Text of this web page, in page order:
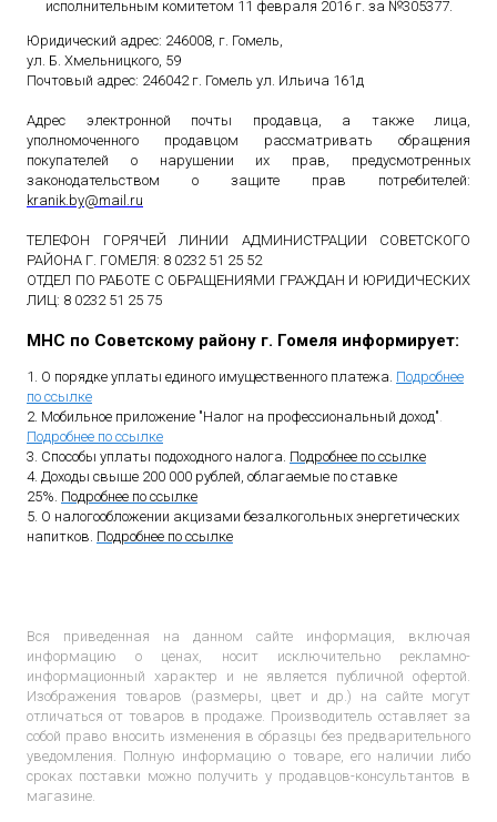
исполнительным комитетом 11 февраля 2016 г. за №305377.
Юридический адрес: 246008, г. Гомель,
ул. Б. Хмельницкого, 59
Почтовый адрес: 246042 г. Гомель ул. Ильича 161д
Адрес электронной почты продавца, а также лица,
уполномоченного продавцом рассматривать обращения
покупателей о нарушении их прав, предусмотренных
законодательством о защите прав потребителей:
kranik.by@mail .ru
ТЕЛЕФОН ГОРЯЧЕЙ ЛИНИИ АДМИНИСТРАЦИИ СОВЕТСКОГО
РАЙОНА Г. ГОМЕЛЯ: 8 0232 51 25 52
ОТДЕЛ ПО РАБОТЕ С ОБРАЩЕНИЯМИ ГРАЖДАН И ЮРИДИЧЕСКИХ
ЛИЦ: 8 0232 51 25 75
МНС по Советскому району г. Гомеля информирует:
1. О порядке уплаты единого имущественного платежа. Подробнее
по ссылке
2. Мобильное приложение "Налог на профессиональный доход".
Подробнее по ссылке
3. Способы уплаты подоходного налога. Подробнее по ссылке
4. Доходы свыше 200 000 рублей, облагаемые по ставке
25%. Подробнее по ссылке
5. О налогообложении акцизами безалкогольных энергетических
напитков. Подробнее по ссылке
Вся приведенная на данном сайте информация, включая
информацию о ценах, носит исключительно рекламно-
информационный характер и не является публичной офертой.
Изображения товаров (размеры, цвет и др.) на сайте могут
отличаться от товаров в продаже. Производитель оставляет за
собой право вносить изменения в образцы без предварительного
уведомления. Полную информацию о товаре, его наличии либо
сроках поставки можно получить у продавцов-консультантов в
магазине.